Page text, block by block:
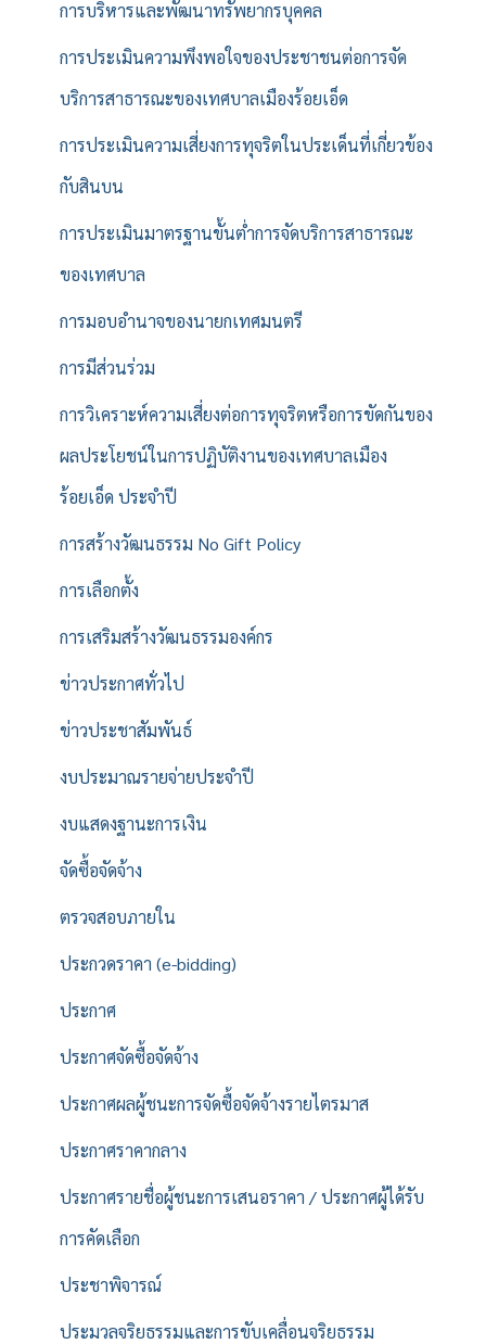
การบริหารและพัฒนาทรัพยากรบุคคล
การประเมินความพึงพอใจของประชาชนต่อการจัด
บริการสาธารณะของเทศบาลเมืองร้อยเอ็ด
การประเมินความเสี่ยงการทุจริตในประเด็นที่เกี่ยวข้อง
กับสินบน
การประเมินมาตรฐานขั้นต่ำการจัดบริการสาธารณะ
ของเทศบาล
การมอบอำนาจของนายกเทศมนตรี
การมีส่วนร่วม
การวิเคราะห์ความเสี่ยงต่อการทุจริตหรือการขัดกันของ
ผลประโยชน์ในการปฏิบัติงานของเทศบาลเมือง
ร้อยเอ็ด ประจำปี
การสร้างวัฒนธรรม No Gift Policy
การเลือกตั้ง
การเสริมสร้างวัฒนธรรมองค์กร
ข่าวประกาศทั่วไป
ข่าวประชาสัมพันธ์
งบประมาณรายจ่ายประจำปี
งบแสดงฐานะการเงิน
จัดซื้อจัดจ้าง
ตรวจสอบภายใน
ประกวดราคา (e-bidding)
ประกาศ
ประกาศจัดซื้อจัดจ้าง
ประกาศผลผู้ชนะการจัดซื้อจัดจ้างรายไตรมาส
ประกาศราคากลาง
ประกาศรายชื่อผู้ชนะการเสนอราคา / ประกาศผู้ได้รับ
การคัดเลือก
ประชาพิจารณ์
ประมวลจริยธรรมและการขับเคลื่อนจริยธรรม